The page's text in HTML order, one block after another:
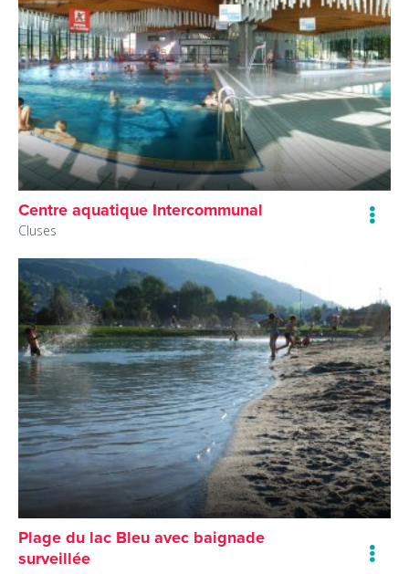
Centre aquatique Intercommunal
Cluses
Plage du lac Bleu avec baignade
surveillée